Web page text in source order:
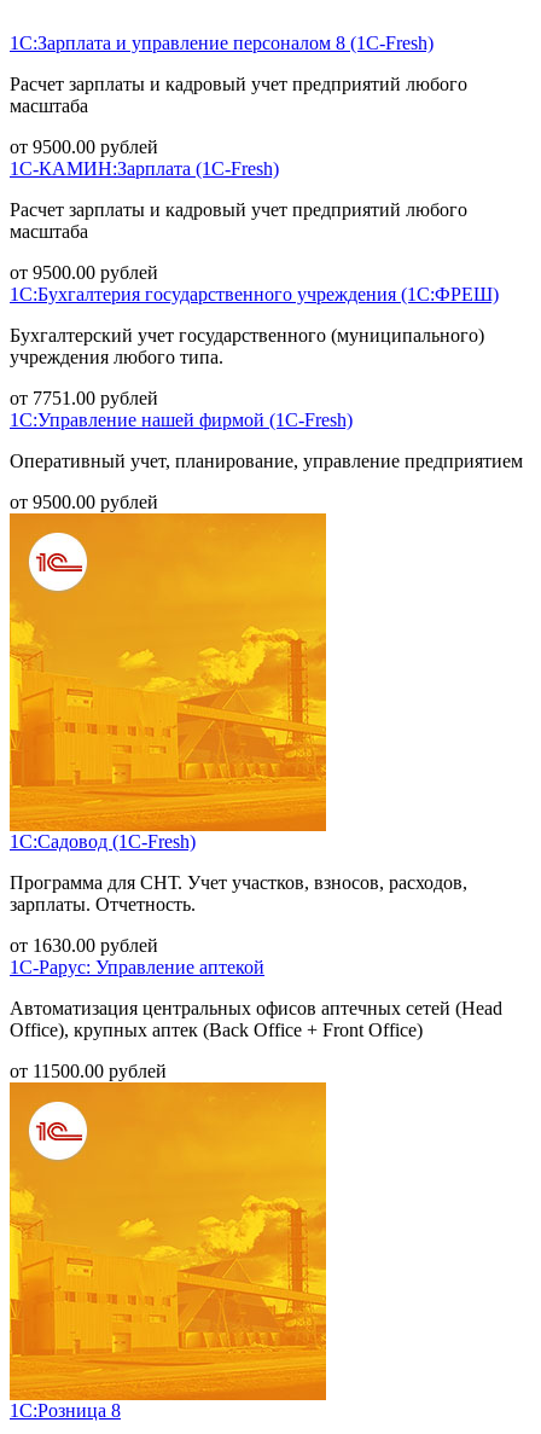
1С:Зарплата и управление персоналом 8 (1С-Fresh)
Расчет зарплаты и кадровый учет предприятий любого
масштаба
от 9500.00 рублей
1С-КАМИН:Зарплата (1С-Fresh)
Расчет зарплаты и кадровый учет предприятий любого
масштаба
от 9500.00 рублей
1С:Бухгалтерия государственного учреждения (1С:ФРЕШ)
Бухгалтерский учет государственного (муниципального)
учреждения любого типа.
от 7751.00 рублей
1С:Управление нашей фирмой (1С-Fresh)
Оперативный учет, планирование, управление предприятием
от 9500.00 рублей
1С:Садовод (1С-Fresh)
Программа для СНТ. Учет участков, взносов, расходов,
зарплаты. Отчетность.
от 1630.00 рублей
1С-Рарус: Управление аптекой
Автоматизация центральных офисов аптечных сетей (Head
Office), крупных аптек (Back Office + Front Office)
от 11500.00 рублей
1С:Розница 8